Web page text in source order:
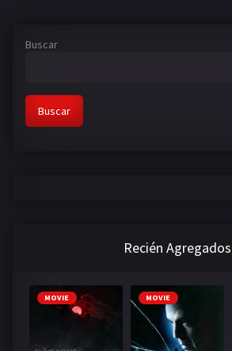
Buscar
Buscar
Recién Agregados
MOVIE MOVIE